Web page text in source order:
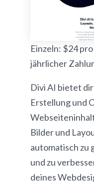
Einzeln: $24
jährlicher
Divi AI bietet
Erstellung und
Bilder und
automatisch zu
und zu
deines